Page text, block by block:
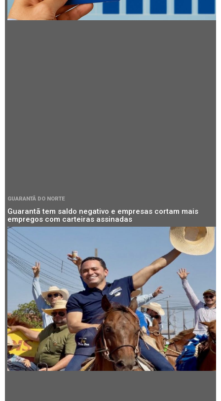
GUARANTÃ DO NORTE
Guarantã tem saldo negativo e empresas cortam mais
empregos com carteiras assinadas